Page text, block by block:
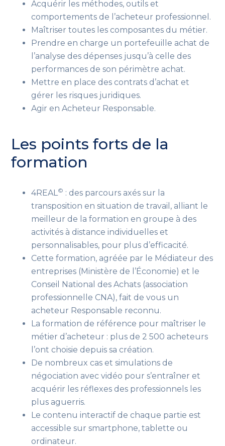
Acquérir les méthodes, outils et
comportements de l’acheteur professionnel.
Maîtriser toutes les composantes du métier.
Prendre en charge un portefeuille achat de
l’analyse des dépenses jusqu’à celle des
performances de son périmètre achat.
Mettre en place des contrats d’achat et
gérer les risques juridiques.
Agir en Acheteur Responsable.
Les points forts de la
formation
4REAL © : des parcours axés sur la
transposition en situation de travail, alliant le
meilleur de la formation en groupe à des
activités à distance individuelles et
personnalisables, pour plus d’efficacité.
Cette formation, agréée par le Médiateur des
entreprises (Ministère de l’Économie) et le
Conseil National des Achats (association
professionnelle CNA), fait de vous un
acheteur Responsable reconnu.
La formation de référence pour maîtriser le
métier d’acheteur : plus de 2 500 acheteurs
l’ont choisie depuis sa création.
De nombreux cas et simulations de
négociation avec vidéo pour s’entraîner et
acquérir les réflexes des professionnels les
plus aguerris.
Le contenu interactif de chaque partie est
accessible sur smartphone, tablette ou
ordinateur.